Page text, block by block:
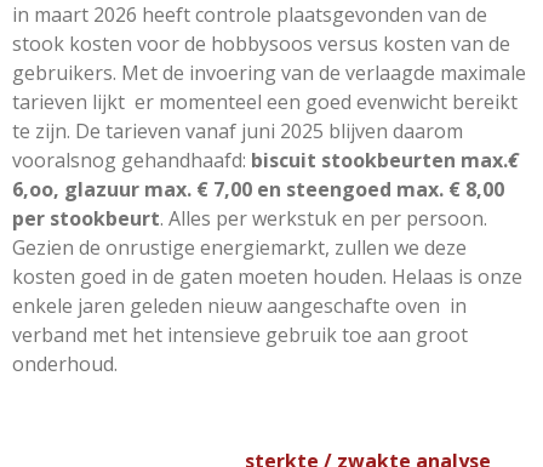
in maart 2026 heeft controle plaatsgevonden van de
stook kosten voor de hobbysoos versus kosten van de
gebruikers. Met de invoering van de verlaagde maximale
tarieven lijkt er momenteel een goed evenwicht bereikt
te zijn. De tarieven vanaf juni 2025 blijven daarom
vooralsnog gehandhaafd: biscuit stookbeurten max.€
6,oo, glazuur max. € 7,00 en steengoed max. € 8,00
per stookbeurt. Alles per werkstuk en per persoon.
Gezien de onrustige energiemarkt, zullen we deze
kosten goed in de gaten moeten houden. Helaas is onze
enkele jaren geleden nieuw aangeschafte oven in
verband met het intensieve gebruik toe aan groot
onderhoud.
sterkte / zwakte analyse